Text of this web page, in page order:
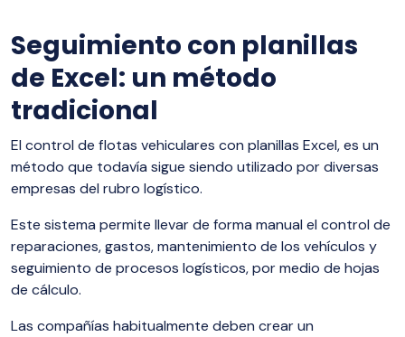
Seguimiento con planillas
de Excel: un método
tradicional
El control de flotas vehiculares con planillas Excel, es un
método que todavía sigue siendo utilizado por diversas
empresas del rubro logístico.
Este sistema permite llevar de forma manual el control de
reparaciones, gastos, mantenimiento de los vehículos y
seguimiento de procesos logísticos, por medio de hojas
de cálculo.
Las compañías habitualmente deben crear un